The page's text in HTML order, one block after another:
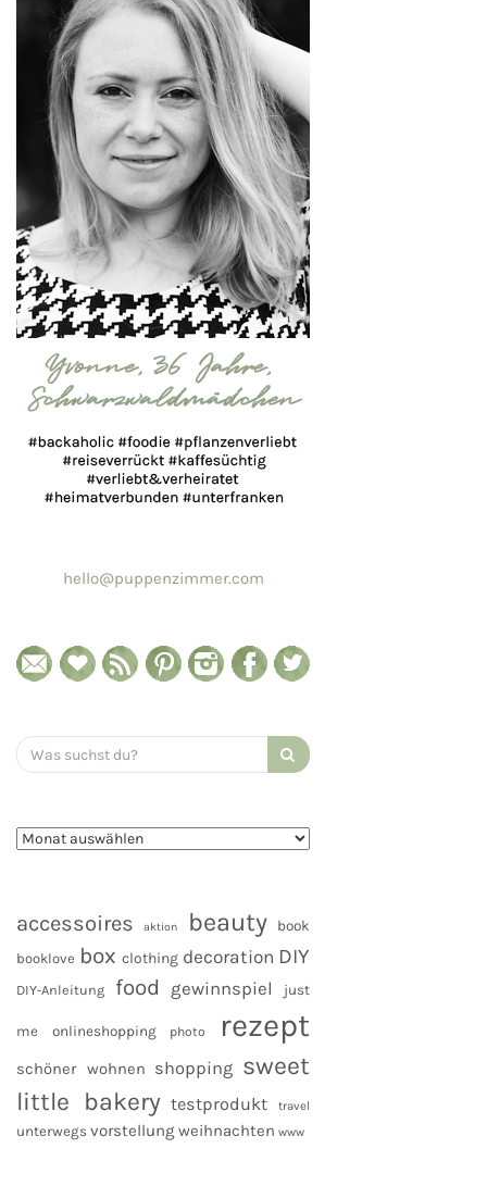
hello@puppenzimmer.com
Search
for:
accessoires aktion beauty
book
booklove box clothing decoration DIY
DIY-Anleitung food gewinnspiel just
me onlineshopping photo rezept
schöner wohnen shopping sweet
little bakery testprodukt travel
unterwegs vorstellung weihnachten www